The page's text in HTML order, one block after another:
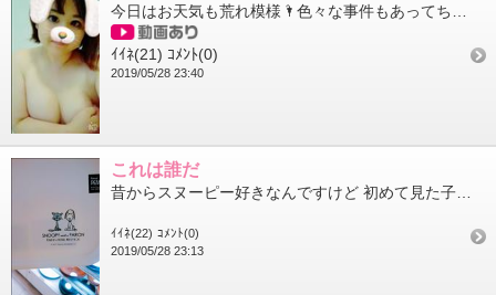
ｲｲﾈ(21) ｺﾒﾝﾄ(0)
2019/05/28 23:40
これは誰だ
ｲｲﾈ(22) ｺﾒﾝﾄ(0)
2019/05/28 23:13